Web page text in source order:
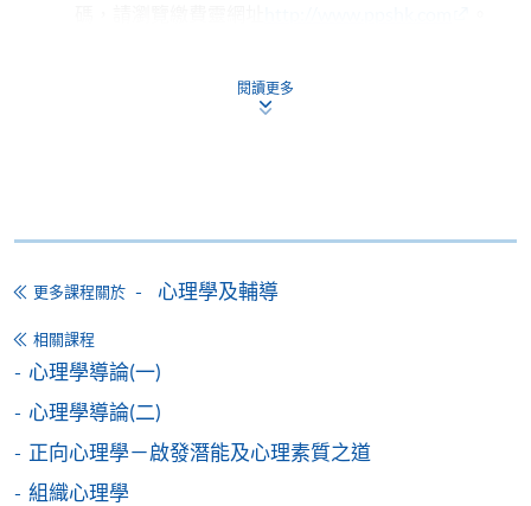
Mastercard（包括「香港大學專業進修學院
申請/報讀指南 :
-短期課程
-個別學歷頒授課程
閱讀更多
更多課程關於 心理學及輔導
相關課程
心理學導論(一)
心理學導論(二)
正向心理學－啟發潛能及心理素質之道
組織心理學